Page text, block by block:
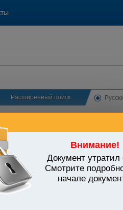
Расширенный поиск
Внимание!
Документ утратил
Смотрите
начале
/ Утратившие силу акты /
Узбекистан от 02.06.1999 г.